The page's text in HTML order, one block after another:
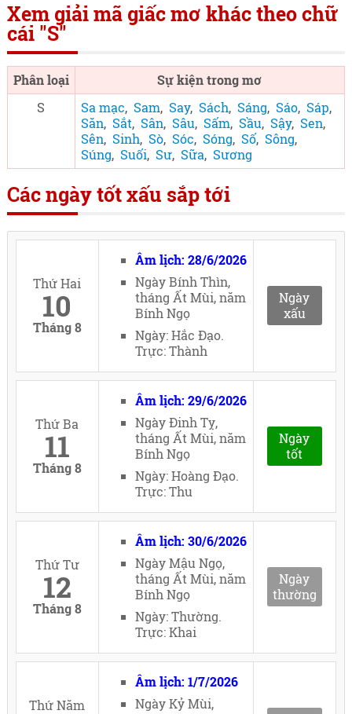
Xem giải mã giấc mơ khác theo chữ
cái "S"
Phân loại
Sự kiện trong mơ
S
Sa mạc, Sam, Say, Sách, Sáng, Sáo, Sáp,
Săn, Sắt, Sân, Sâu, Sấm, Sầu, Sậy, Sen,
Sên, Sinh, Sò, Sóc, Sóng, Số, Sông,
Súng, Suối, Sư, Sữa, Sương
Các ngày tốt xấu sắp tới
Thứ Hai
10
Tháng 8
Âm lịch: 28/6/2026
Ngày Bính Thìn,
tháng Ất Mùi, năm
Bính Ngọ
Ngày: Hắc Đạo.
Trực: Thành
Ngày
xấu
Thứ Ba
11
Tháng 8
Âm lịch: 29/6/2026
Ngày Đinh Tỵ,
tháng Ất Mùi, năm
Bính Ngọ
Ngày: Hoàng Đạo.
Trực: Thu
Ngày
tốt
Thứ Tư
12
Tháng 8
Âm lịch: 30/6/2026
Ngày Mậu Ngọ,
tháng Ất Mùi, năm
Bính Ngọ
Ngày: Thường.
Trực: Khai
Ngày
thường
Thứ Năm
Âm lịch: 1/7/2026
Ngày Kỷ Mùi,